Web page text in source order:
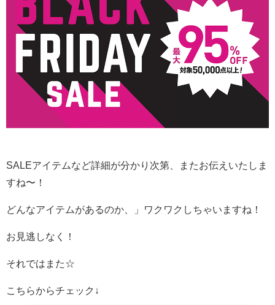
SALEアイテムなど詳細が分かり次第、またお伝えいたしま
すね〜！
どんなアイテムがあるのか、」ワクワクしちゃいますね！
お見逃しなく！
それではまた☆
こちらからチェック↓